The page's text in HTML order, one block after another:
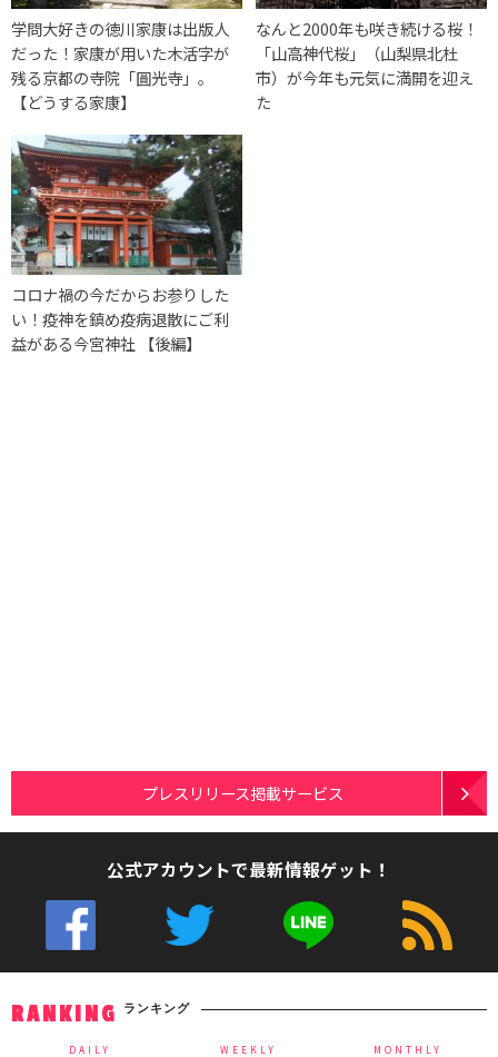
学問大好きの徳川家康は出版人
だった！家康が用いた木活字が
残る京都の寺院「圓光寺」。
【どうする家康】
なんと2000年も咲き続ける桜！
「山高神代桜」（山梨県北杜
市）が今年も元気に満開を迎え
た
コロナ禍の今だからお参りした
い！疫神を鎮め疫病退散にご利
益がある今宮神社 【後編】
プレスリリース掲載サービス
公式アカウントで最新情報ゲット！
RANKING ランキング
DAILY WEEKLY MONTHLY